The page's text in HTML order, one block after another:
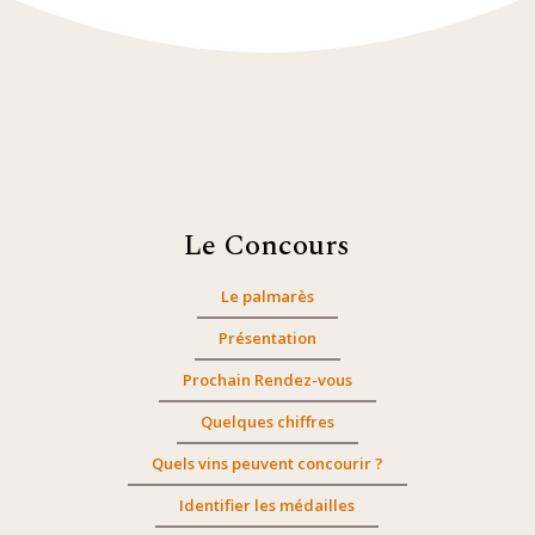
Le Concours
Le palmarès
Présentation
Prochain Rendez-vous
Quelques chiffres
Quels vins peuvent concourir ?
Identifier les médailles